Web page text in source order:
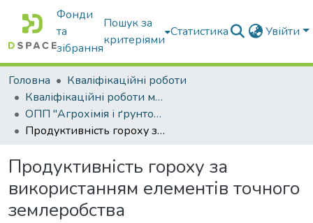
Фонди
та
зібрання
Пошук за
критеріями
Статистика Увійти
Головна
Кваліфікаційні роботи
Кваліфікаційні роботи магістрів
ОПП "Агрохімія і ґрунтознавство"
Продуктивність гороху за використанням елементів точного землеробства
Продуктивність гороху за
використанням елементів точного
землеробства